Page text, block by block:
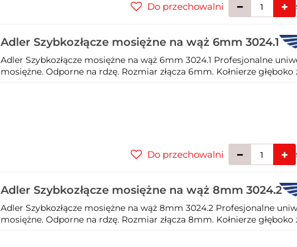
Do przechowalni
Adler Szybkozłącze mosiężne na wąż 6mm 3024.1
Adler Szybkozłącze mosiężne na wąż 6mm 3024.1 Profesjonalne
mosiężne. Odporne na rdzę. Rozmiar złącza 6mm. Kołnierze głęboko
Do przechowalni
Adler Szybkozłącze mosiężne na wąż 8mm 3024.2
Adler Szybkozłącze mosiężne na wąż 8mm 3024.2 Profesjonalne
mosiężne. Odporne na rdzę. Rozmiar złącza 8mm. Kołnierze głęboko